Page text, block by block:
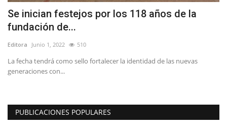
Se inician festejos por los 118 años de la
fundación de...
Editora Junio 1, 2022 510
La fecha tendrá como sello fortalecer la identidad de las nuevas
generaciones con...
PUBLICACIONES POPULARES